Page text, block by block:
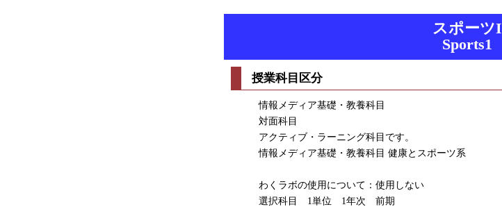
スポーツI
Sports1
授業科目区分
情報メディア基礎・教養科目
対面科目
アクティブ・ラーニング科目です。
情報メディア基礎・教養科目 健康とスポーツ系
わくラボの使用について：使用しない
選択科目 1単位 1年次 前期